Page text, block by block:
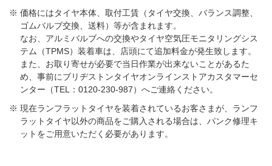
価格にはタイヤ本体、取付工賃（タイヤ交換、バランス調整、
ゴムバルブ交換、送料）等が含まれます。
なお、アルミバルブへの交換やタイヤ空気圧モニタリングシス
テム（TPMS）装着車は、店頭にて追加料金が発生致します。
また、お取り寄せが必要で当日作業が出来ないことがあるた
め、事前にブリヂストンタイヤオンラインストアカスタマーセ
ンター（TEL：0120-230-987）へご連絡ください。
現在ランフラットタイヤを装着されているお客さまが、ランフ
ラットタイヤ以外の商品をご購入される場合は、パンク修理キ
ットをご用意いただく必要があります。